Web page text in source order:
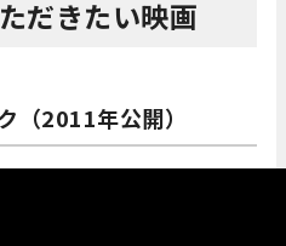
だきたい映画
（2011年公開）